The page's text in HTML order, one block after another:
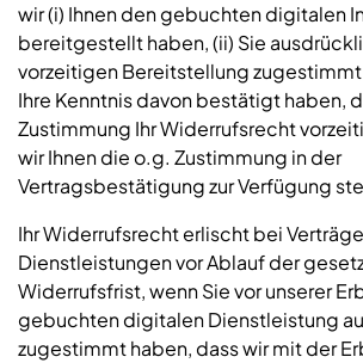
wir (i) Ihnen den gebuchten digitalen
bereitgestellt haben, (ii) Sie
vorzeitigen Bereitstellung zugestimmt
Ihre Kenntnis davon bestätigt haben,
Zustimmung Ihr Widerrufsrecht
wir Ihnen die o.g. Zustimmung in der
Vertragsbestätigung zur Verfügung
Ihr Widerrufsrecht erlischt bei
Dienstleistungen vor Ablauf der
Widerrufsfrist, wenn Sie vor unserer
gebuchten digitalen Dienstleistung
zugestimmt haben, dass wir mit der